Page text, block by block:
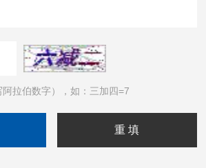
拉伯数字），如：三加四=7